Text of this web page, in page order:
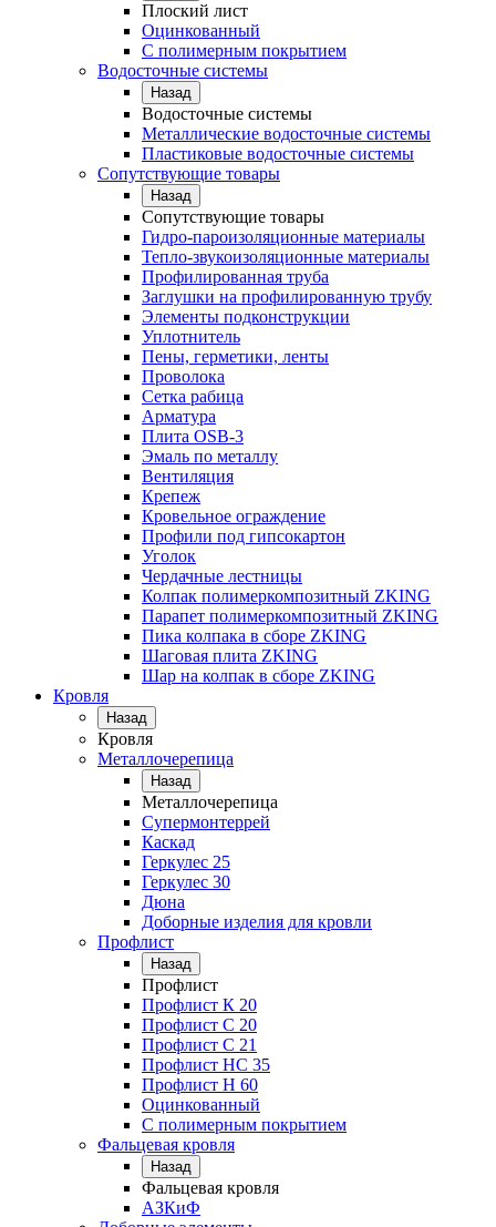
Плоский лист
Оцинкованный
С полимерным покрытием
Водосточные системы
Назад
Водосточные системы
Металлические водосточные системы
Пластиковые водосточные системы
Сопутствующие товары
Назад
Сопутствующие товары
Гидро-пароизоляционные материалы
Тепло-звукоизоляционные материалы
Профилированная труба
Заглушки на профилированную трубу
Элементы подконструкции
Уплотнитель
Пены, герметики, ленты
Проволока
Сетка рабица
Арматура
Плита OSB-3
Эмаль по металлу
Вентиляция
Крепеж
Кровельное ограждение
Профили под гипсокартон
Уголок
Чердачные лестницы
Колпак полимеркомпозитный ZKING
Парапет полимеркомпозитный ZKING
Пика колпака в сборе ZKING
Шаговая плита ZKING
Шар на колпак в сборе ZKING
Кровля
Назад
Кровля
Металлочерепица
Назад
Металлочерепица
Супермонтеррей
Каскад
Геркулес 25
Геркулес 30
Дюна
Доборные изделия для кровли
Профлист
Назад
Профлист
Профлист К 20
Профлист С 20
Профлист C 21
Профлист НС 35
Профлист Н 60
Оцинкованный
С полимерным покрытием
Фальцевая кровля
Назад
Фальцевая кровля
АЗКиФ